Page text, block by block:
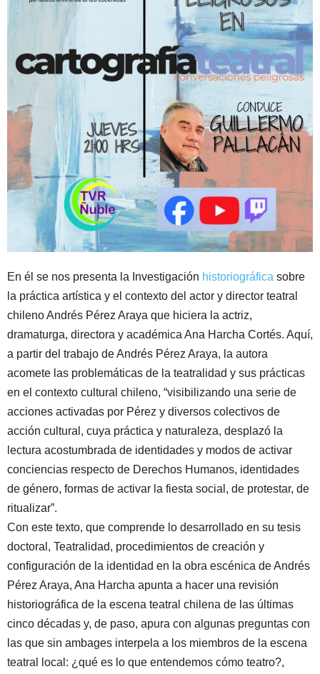
En él se nos presenta la Investigación historiográfica sobre
la práctica artística y el contexto del actor y director teatral
chileno Andrés Pérez Araya que hiciera la actriz,
dramaturga, directora y académica Ana Harcha Cortés. Aquí,
a partir del trabajo de Andrés Pérez Araya, la autora
acomete las problemáticas de la teatralidad y sus prácticas
en el contexto cultural chileno, “visibilizando una serie de
acciones activadas por Pérez y diversos colectivos de
acción cultural, cuya práctica y naturaleza, desplazó la
lectura acostumbrada de identidades y modos de activar
conciencias respecto de Derechos Humanos, identidades
de género, formas de activar la fiesta social, de protestar, de
ritualizar”.
Con este texto, que comprende lo desarrollado en su tesis
doctoral, Teatralidad, procedimientos de creación y
configuración de la identidad en la obra escénica de Andrés
Pérez Araya, Ana Harcha apunta a hacer una revisión
historiográfica de la escena teatral chilena de las últimas
cinco décadas y, de paso, apura con algunas preguntas con
las que sin ambages interpela a los miembros de la escena
teatral local: ¿qué es lo que entendemos cómo teatro?,